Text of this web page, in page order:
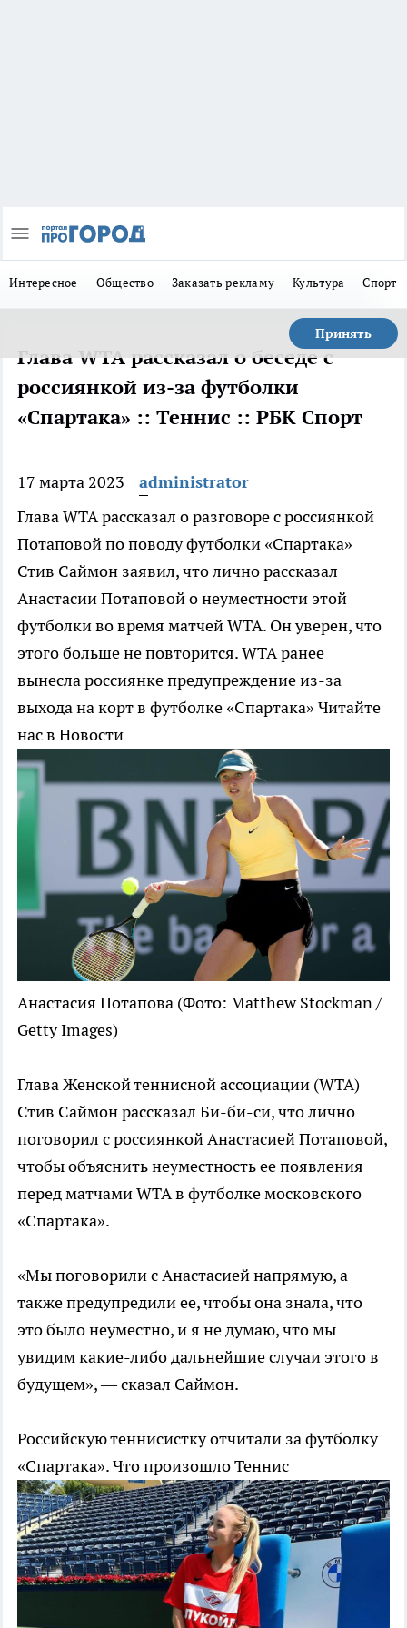
Интересное Общество Заказать рекламу Культура Спорт
Принять
Глава WTA рассказал о беседе с
россиянкой из-за футболки
«Спартака» :: Теннис :: РБК Спорт
17 марта 2023
administrator
Глава WTA рассказал о разговоре с россиянкой
Потаповой по поводу футболки «Спартака»
Стив Саймон заявил, что лично рассказал
Анастасии Потаповой о неуместности этой
футболки во время матчей WTA. Он уверен, что
этого больше не повторится. WTA ранее
вынесла россиянке предупреждение из-за
выхода на корт в футболке «Спартака» Читайте
нас в Новости
Анастасия Потапова (Фото: Matthew Stockman /
Getty Images)
Глава Женской теннисной ассоциации (WTA)
Стив Саймон рассказал Би-би-си, что лично
поговорил с россиянкой Анастасией Потаповой,
чтобы объяснить неуместность ее появления
перед матчами WTA в футболке московского
«Спартака».
«Мы поговорили с Анастасией напрямую, а
также предупредили ее, чтобы она знала, что
это было неуместно, и я не думаю, что мы
увидим какие-либо дальнейшие случаи этого в
будущем», — сказал Саймон.
Российскую теннисистку отчитали за футболку
«Спартака». Что произошлоТеннис